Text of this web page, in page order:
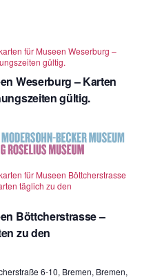
Weserburg – Karten
gültig.
für Museen Weserburg –
gültig.
Böttcherstrasse –
zu den
für Museen Böttcherstrasse
täglich zu den
6-10, Bremen, Bremen,